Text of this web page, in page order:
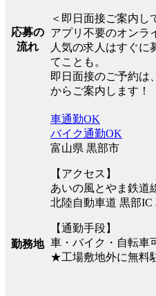
応募の
流れ
＜即日面接ご案内し
アプリ不要のオン
人気の求人はすぐ
てことも。
即日面接のご予約は
からご案内します！
勤務地
車通勤OK
バイク通勤OK
富山県 黒部市
【アクセス】
あいの風とやま鉄道
北陸自動車道 黒部IC
【通勤手段】
車・バイク・自転車
★工場敷地外に無料